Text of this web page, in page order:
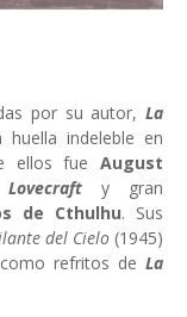
por su autor, La
indeleble en
ellos fue August
y gran
de Cthulhu. Sus
del Cielo (1945)
refritos de La